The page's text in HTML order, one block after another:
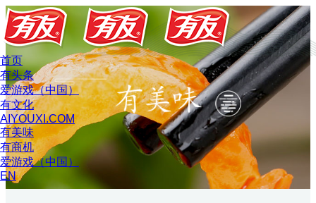
首页
有头条
爱游戏（中国）
有文化
AIYOUXI.COM
有美味
有商机
爱游戏（中国）
EN